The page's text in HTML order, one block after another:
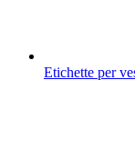
Etichette per